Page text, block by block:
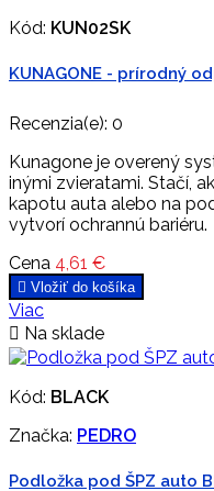
Kód: KUN02SK
KUNAGONE - prírodný
Recenzia(e): 0
Kunagone je overený
inými zvieratami. Stačí,
kapotu auta alebo na
vytvorí ochrannú bariéru.
Cena 4,61 €
 Vložiť do košíka
Viac
 Na sklade
Kód: BLACK
Značka: PEDRO
Podložka pod ŠPZ auto